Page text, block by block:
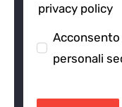
privacy policy
personali